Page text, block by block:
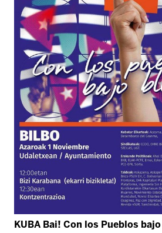
KUBA Bai! Con los Pueblos